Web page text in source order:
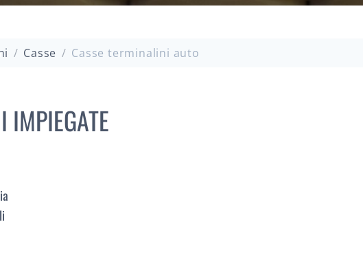
/ Casse / Casse terminalini auto
IMPIEGATE